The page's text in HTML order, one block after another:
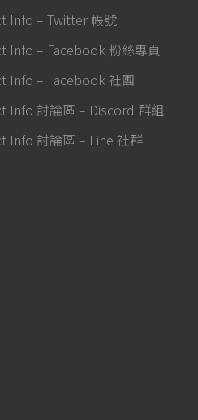
Info – Twitter 帳號
Info – Facebook 粉絲專頁
Info – Facebook 社團
Info 討論區 – Discord 群組
Info 討論區 – Line 社群